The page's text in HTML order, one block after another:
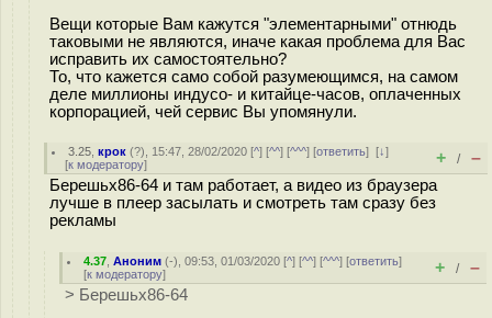
Вещи которые Вам кажутся "элементарными" отнюдь
таковыми не являются, иначе какая проблема для Вас
исправить их самостоятельно?
То, что кажется само собой разумеющимся, на самом
деле миллионы индусо- и китайце-часов, оплаченных
корпорацией, чей сервис Вы упомянули.
3.25 ,крок (?), 15:47, 28/02/2020 [^] [^^] [^^^] [ответить][↓]
[к модератору] + / –
Берешьх86-64 и там работает, а видео из браузера
лучше в плеер засылать и смотреть там сразу без
рекламы
4.37 ,Аноним (-), 09:53, 01/03/2020 [^] [^^] [^^^] [ответить]
[к модератору] + / –
> Берешьх86-64